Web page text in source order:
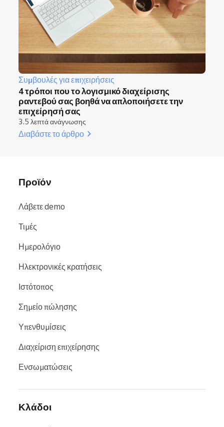
Συμβουλές για επιχειρήσεις
4 τρόποι που το λογισμικό διαχείρισης
ραντεβού σας βοηθά να απλοποιήσετε την
επιχείρησή σας
3.5 λεπτά ανάγνωσης
Διαβάστε το άρθρο
Προϊόν
Λάβετε demo
Τιμές
Ημερολόγιο
Ηλεκτρονικές κρατήσεις
Ιστότοπος
Σημείο πώλησης
Υπενθυμίσεις
Διαχείριση επιχείρησης
Ενσωματώσεις
Κλάδοι